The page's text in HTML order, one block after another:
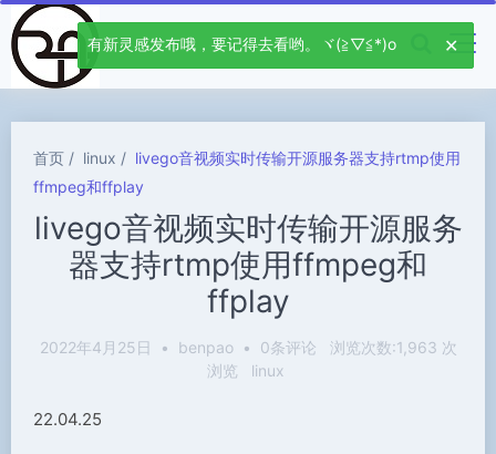
首页 linux
livego音视频实时传输开源服务器支持rtmp使用
ffmpeg和ffplay
livego音视频实时传输开源服务
器支持rtmp使用ffmpeg和
ffplay
2022年4月25日 • benpao • 0条评论
浏览次数:1,963 次
浏览
linux
22.04.25
有新灵感发布哦，要记得去看哟。ヾ(≧▽≦*)o